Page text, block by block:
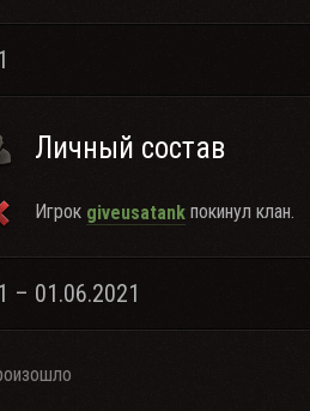
Личный состав
Игрок giveusatank покинул клан.
– 01.06.2021